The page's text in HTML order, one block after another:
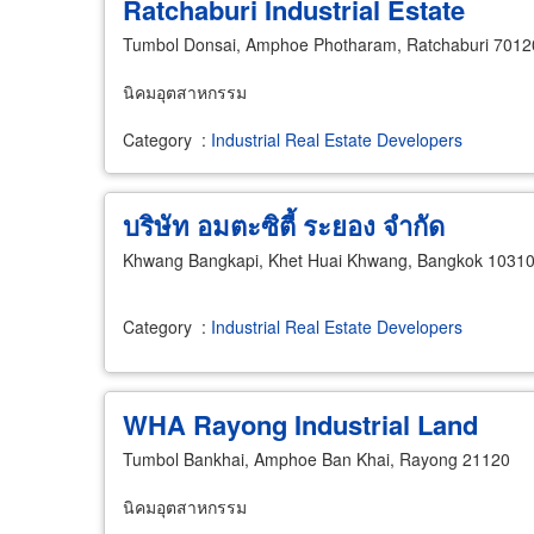
Ratchaburi Industrial Estate
Tumbol Donsai, Amphoe Photharam, Ratchaburi
นิคมอุตสาหกรรม
Category : Industrial Real Estate Developers
บริษัท อมตะซิตี้ ระยอง จำกัด
Khwang Bangkapi, Khet Huai Khwang, Bangkok 10310
Category : Industrial Real Estate Developers
WHA Rayong Industrial Land
Tumbol Bankhai, Amphoe Ban Khai, Rayong 21120
นิคมอุตสาหกรรม